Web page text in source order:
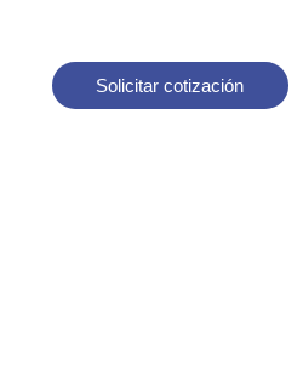
Solicitar cotización